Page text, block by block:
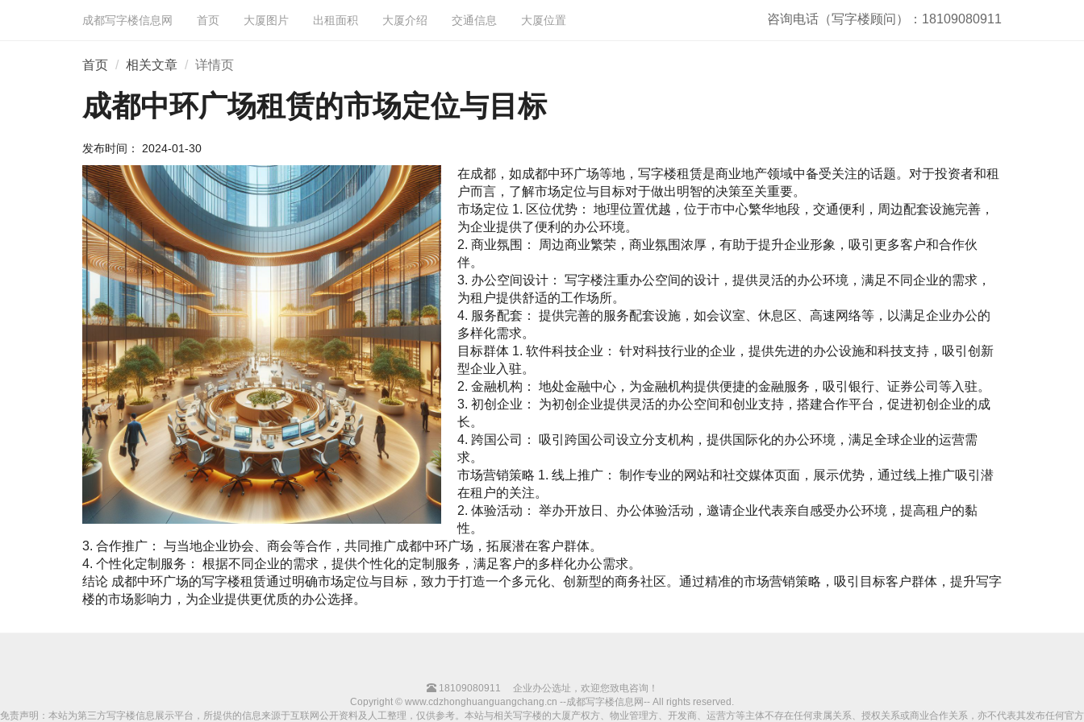
成都写字楼信息网 首页 大厦图片 出租面积 大厦介绍 交通信息 大厦位置 咨询电话（写字楼顾问）：18109080911
首页 相关文章 详情页
成都中环广场租赁的市场定位与目标
发布时间： 2024-01-30
在成都，如成都中环广场等地，写字楼租赁是商业地产领域中备受关注的话题。对于投资者和租
户而言，了解市场定位与目标对于做出明智的决策至关重要。
市场定位 1. 区位优势： 地理位置优越，位于市中心繁华地段，交通便利，周边配套设施完善，
为企业提供了便利的办公环境。
2. 商业氛围： 周边商业繁荣，商业氛围浓厚，有助于提升企业形象，吸引更多客户和合作伙
伴。
3. 办公空间设计： 写字楼注重办公空间的设计，提供灵活的办公环境，满足不同企业的需求，
为租户提供舒适的工作场所。
4. 服务配套： 提供完善的服务配套设施，如会议室、休息区、高速网络等，以满足企业办公的
多样化需求。
目标群体 1. 软件科技企业： 针对科技行业的企业，提供先进的办公设施和科技支持，吸引创新
型企业入驻。
2. 金融机构： 地处金融中心，为金融机构提供便捷的金融服务，吸引银行、证券公司等入驻。
3. 初创企业： 为初创企业提供灵活的办公空间和创业支持，搭建合作平台，促进初创企业的成
长。
4. 跨国公司： 吸引跨国公司设立分支机构，提供国际化的办公环境，满足全球企业的运营需
求。
市场营销策略 1. 线上推广： 制作专业的网站和社交媒体页面，展示优势，通过线上推广吸引潜
在租户的关注。
2. 体验活动： 举办开放日、办公体验活动，邀请企业代表亲自感受办公环境，提高租户的黏
性。
3. 合作推广： 与当地企业协会、商会等合作，共同推广成都中环广场，拓展潜在客户群体。
4. 个性化定制服务： 根据不同企业的需求，提供个性化的定制服务，满足客户的多样化办公需求。
结论 成都中环广场的写字楼租赁通过明确市场定位与目标，致力于打造一个多元化、创新型的商务社区。通过精准的市场营销策略，吸引目标客户群体，提升写字
楼的市场影响力，为企业提供更优质的办公选择。
18109080911
企业办公选址，欢迎您致电咨询！
Copyright © www.cdzhonghuanguangchang.cn --成都写字楼信息网-- All rights reserved.
免责声明：本站为第三方写字楼信息展示平台，所提供的信息来源于互联网公开资料及人工整理，仅供参考。本站与相关写字楼的大厦产权方、物业管理方、开发商、运营方等主体不存在任何隶属关系、授权关系或商业合作关系，亦不代表其发布任何官方